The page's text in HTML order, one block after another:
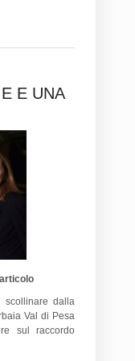
E UNA
dalla
Val di Pesa
sul raccordo